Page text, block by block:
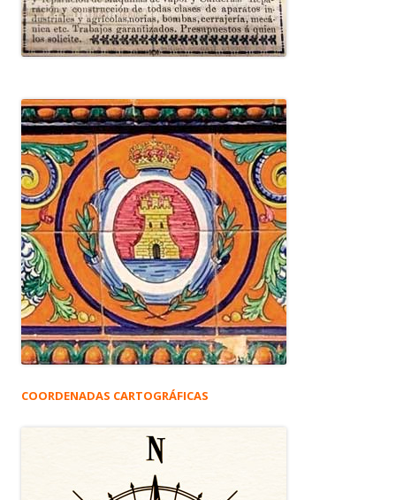
COORDENADAS CARTOGRÁFICAS